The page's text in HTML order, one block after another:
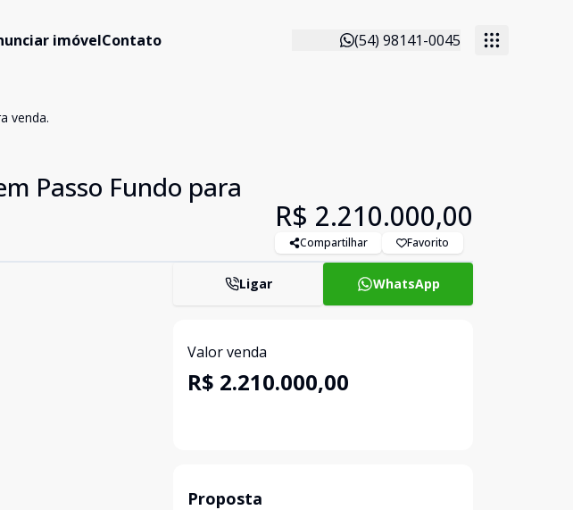
imóvelContato (54) 98141-0045
venda.
Passo Fundo para
R$ 2.210.000,00
Compartilhar Favorito
Ligar WhatsApp
Valor venda
R$ 2.210.000,00
Proposta